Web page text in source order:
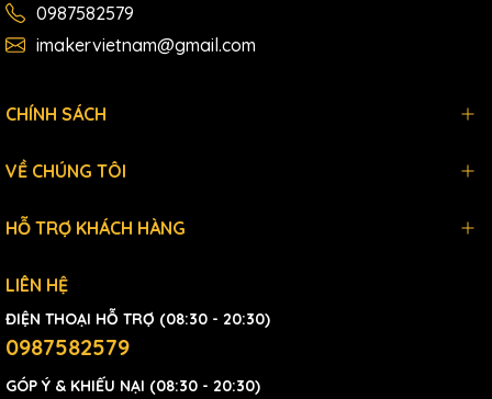
0987582579
imakervietnam@gmail.com
CHÍNH SÁCH
VỀ CHÚNG TÔI
HỖ TRỢ KHÁCH HÀNG
LIÊN HỆ
ĐIỆN THOẠI HỖ TRỢ (08:30 - 20:30)
0987582579
GÓP Ý & KHIẾU NẠI (08:30 - 20:30)